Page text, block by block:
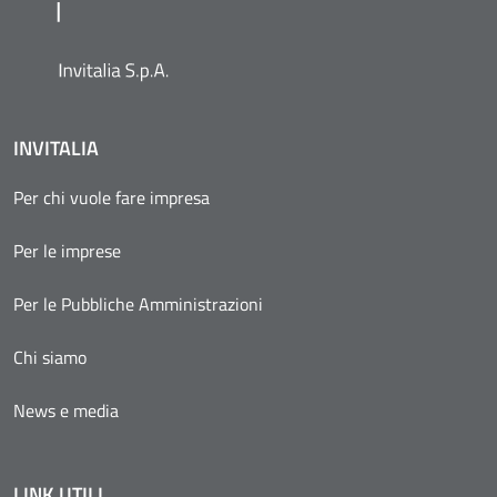
INVITALIA
Per chi vuole fare impresa
Per le imprese
Per le Pubbliche Amministrazioni
Chi siamo
News e media